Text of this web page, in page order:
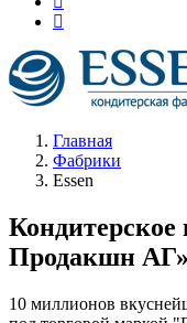
Главная
Фабрики
Essen
Кондитерское
Продакшн АГ»
10 миллионов